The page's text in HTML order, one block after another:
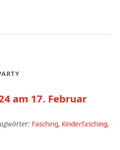
am 17. Februar
Fasching, Kinderfasching,